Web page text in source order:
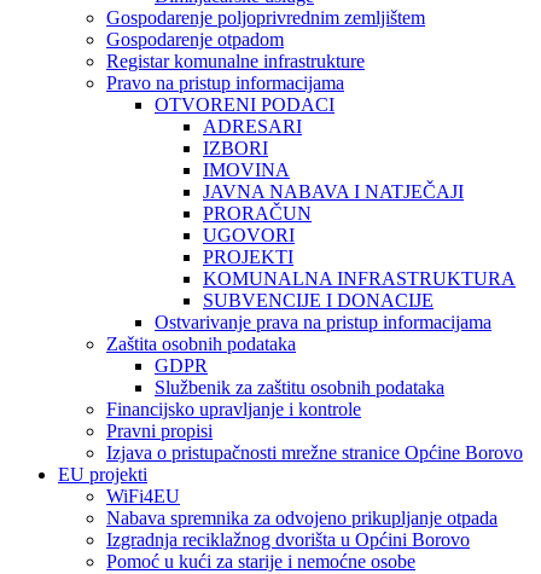
Gospodarenje poljoprivrednim zemljištem
Gospodarenje otpadom
Registar komunalne infrastrukture
Pravo na pristup informacijama
OTVORENI PODACI
ADRESARI
IZBORI
IMOVINA
JAVNA NABAVA I NATJEČAJI
PRORAČUN
UGOVORI
PROJEKTI
KOMUNALNA INFRASTRUKTURA
SUBVENCIJE I DONACIJE
Ostvarivanje prava na pristup informacijama
Zaštita osobnih podataka
GDPR
Službenik za zaštitu osobnih podataka
Financijsko upravljanje i kontrole
Pravni propisi
Izjava o pristupačnosti mrežne stranice Općine Borovo
EU projekti
WiFi4EU
Nabava spremnika za odvojeno prikupljanje otpada
Izgradnja reciklažnog dvorišta u Općini Borovo
Pomoć u kući za starije i nemoćne osobe